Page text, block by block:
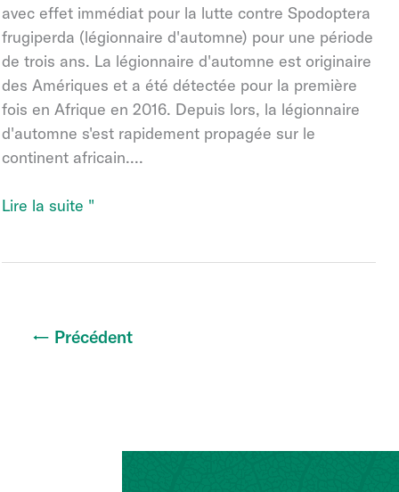
avec effet immédiat pour la lutte contre Spodoptera
frugiperda (légionnaire d'automne) pour une période
de trois ans. La légionnaire d'automne est originaire
des Amériques et a été détectée pour la première
fois en Afrique en 2016. Depuis lors, la légionnaire
d'automne s'est rapidement propagée sur le
continent africain....
Permis
Lire la suite "
← Précédent